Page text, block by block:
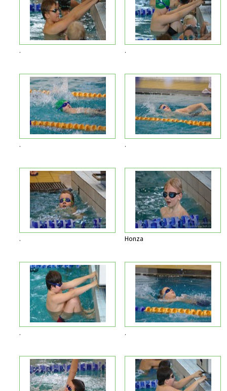
. .
. .
. Honza
. .